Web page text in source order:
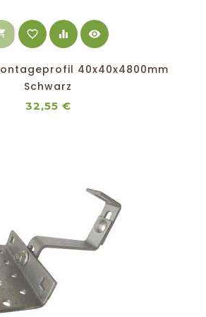
favorite_border equalizer visibility
40x40x4800mm
Schwarz
32,55 €Preis